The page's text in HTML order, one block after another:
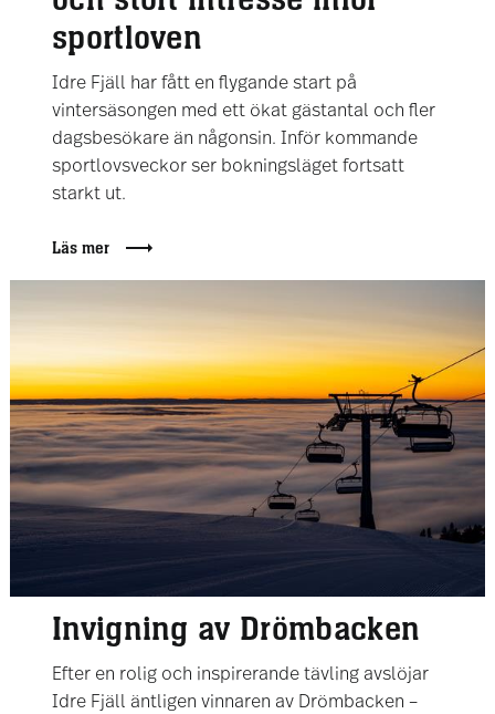
sportloven
Idre Fjäll har fått en flygande start på
vintersäsongen med ett ökat gästantal och fler
dagsbesökare än någonsin. Inför kommande
sportlovsveckor ser bokningsläget fortsatt
starkt ut.
Läs mer
Invigning av Drömbacken
Efter en rolig och inspirerande tävling avslöjar
Idre Fjäll äntligen vinnaren av Drömbacken –